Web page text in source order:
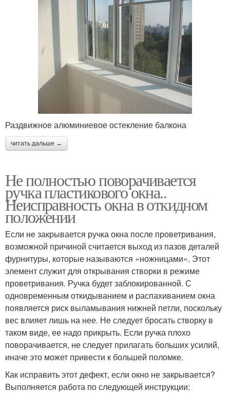
Раздвижное алюминиевое остекление балкона
читать дальше →
Не полностью поворачивается
ручка пластикового окна..
Неисправность окна в откидном
положении
Если не закрывается ручка окна после проветривания,
возможной причиной считается выход из пазов деталей
фурнитуры, которые называются «ножницами». Этот
элемент служит для открывания створки в режиме
проветривания. Ручка будет заблокированной. С
одновременным откидыванием и распахиванием окна
появляется риск выламывания нижней петли, поскольку
вес влияет лишь на нее. Не следует бросать створку в
таком виде, ее надо прикрыть. Если ручка плохо
поворачивается, не следует прилагать больших усилий,
иначе это может привести к большей поломке.
Как исправить этот дефект, если окно не закрывается?
Выполняется работа по следующей инструкции: